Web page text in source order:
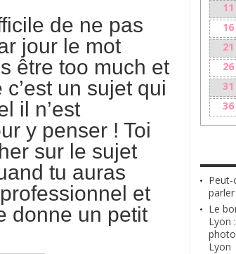
de ne pas
jour le mot
être too much et
un sujet qui
il n’est
y penser ! Toi
sur le sujet
tu auras
et
donne un petit
11
16
21
26
31
36
Le
Lyon
Lyon